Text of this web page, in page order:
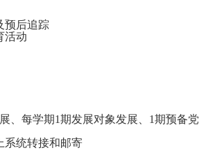
预后追踪
活动
、每学期1期发展对象发展、1期预备
系统转接和邮寄